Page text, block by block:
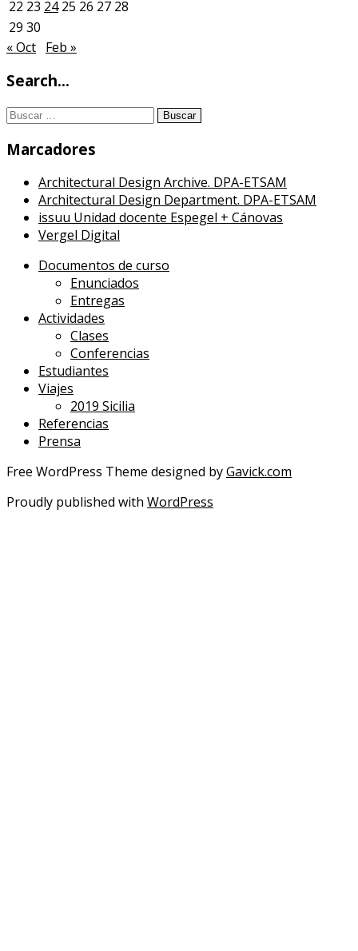
22 23 24 25 26 27 28
29 30
« Oct Feb »
Search…
Buscar:
Marcadores
Architectural Design Archive. DPA-ETSAM
Architectural Design Department. DPA-ETSAM
issuu Unidad docente Espegel + Cánovas
Vergel Digital
Documentos de curso
Enunciados
Entregas
Actividades
Clases
Conferencias
Estudiantes
Viajes
2019 Sicilia
Referencias
Prensa
Free WordPress Theme designed byGavick.com
Proudly published with WordPress